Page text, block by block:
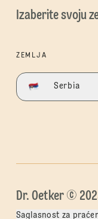
Izaberite svoju
ZEMLJA
Serbia
Dr. Oetker ©
Saglasnost za